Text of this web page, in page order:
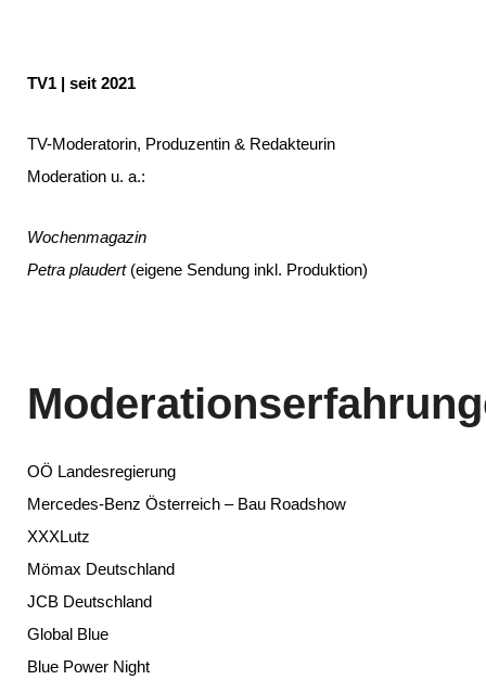
TV1 | seit 2021
TV-Moderatorin, Produzentin & Redakteurin
Moderation u. a.:
Wochenmagazin
Petra plaudert (eigene Sendung inkl. Produktion)
OÖ Landesregierung
Mercedes-Benz Österreich – Bau Roadshow
XXXLutz
Mömax Deutschland
JCB Deutschland
Global Blue
Blue Power Night